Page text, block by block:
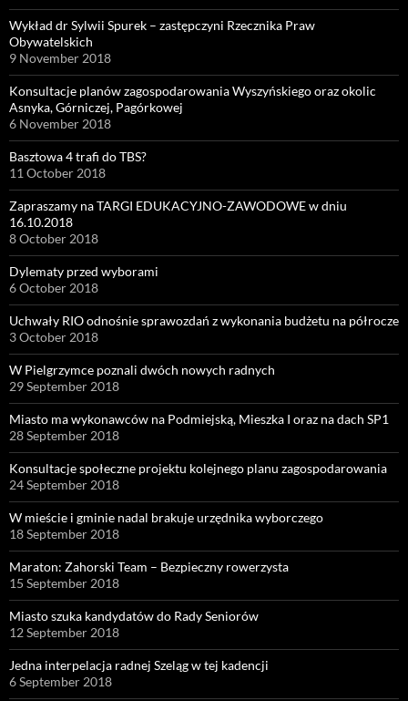
Wykład dr Sylwii Spurek – zastępczyni Rzecznika Praw
Obywatelskich
9 November 2018
Konsultacje planów zagospodarowania Wyszyńskiego oraz okolic
Asnyka, Górniczej, Pagórkowej
6 November 2018
Basztowa 4 trafi do TBS?
11 October 2018
Zapraszamy na TARGI EDUKACYJNO-ZAWODOWE w dniu
16.10.2018
8 October 2018
Dylematy przed wyborami
6 October 2018
Uchwały RIO odnośnie sprawozdań z wykonania budżetu na półrocze
3 October 2018
W Pielgrzymce poznali dwóch nowych radnych
29 September 2018
Miasto ma wykonawców na Podmiejską, Mieszka I oraz na dach SP1
28 September 2018
Konsultacje społeczne projektu kolejnego planu zagospodarowania
24 September 2018
W mieście i gminie nadal brakuje urzędnika wyborczego
18 September 2018
Maraton: Zahorski Team – Bezpieczny rowerzysta
15 September 2018
Miasto szuka kandydatów do Rady Seniorów
12 September 2018
Jedna interpelacja radnej Szeląg w tej kadencji
6 September 2018